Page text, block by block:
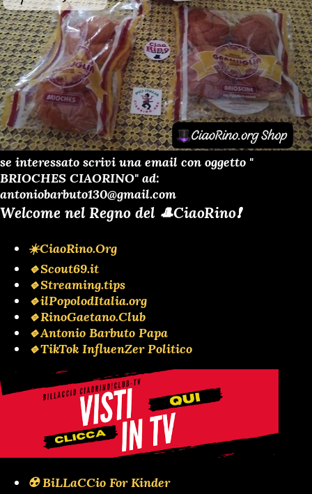
se interessato scrivi una email con oggetto "
BRIOCHES CIAORINO" ad:
antoniobarbuto130@gmail.com
Welcome nel Regno del 🎩CiaoRino❗️
☀️CiaoRino.Org
🔹Scout69.it
🔹Streaming.tips
🔹ilPopolodItalia.org
🔹RinoGaetano.Club
🔹Antonio Barbuto Papa
🔹TikTok InfluenZer Politico
☢️ BiLLaCCio For Kinder